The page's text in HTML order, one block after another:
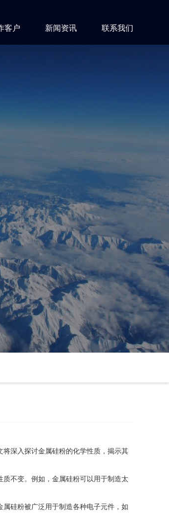
客户 新闻资讯 联系我们
深入探讨金属硅粉的化学性质，揭示其
不变。例如，金属硅粉可以用于制造太
硅粉被广泛用于制造各种电子元件，如